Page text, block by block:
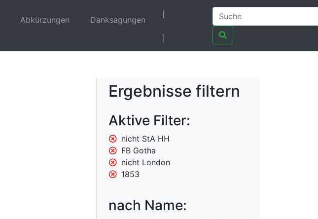
Abkürzungen Danksagungen
[
]
Ergebnisse filtern
Aktive Filter:
nicht StA HH
FB Gotha
nicht London
1853
nach Name: